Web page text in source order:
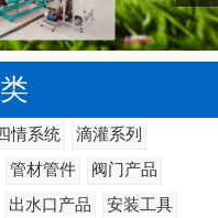
情系统
滴灌系列
管材管件
阀门产品
出水口产品 安装工具